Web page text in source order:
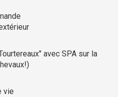
avec SPA sur la
vie